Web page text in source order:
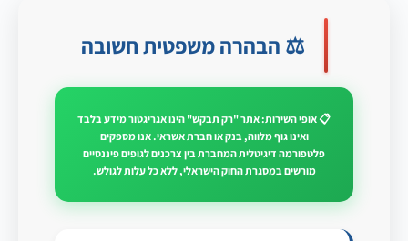
⚖️ הבהרה משפטית חשובה
📋 אופי השירות: אתר "רק תבקש" הינו אגריגטור מידע בלבד
ואינו גוף מלווה, בנק או חברת אשראי. אנו מספקים
פלטפורמה דיגיטלית המחברת בין צרכנים לגופים פיננסיים
מורשים במסגרת החוק הישראלי, ללא כל עלות לגולש.